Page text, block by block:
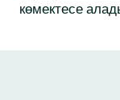
көмектесе